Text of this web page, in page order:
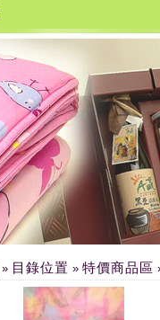
» 目錄位置 » 特價商品區